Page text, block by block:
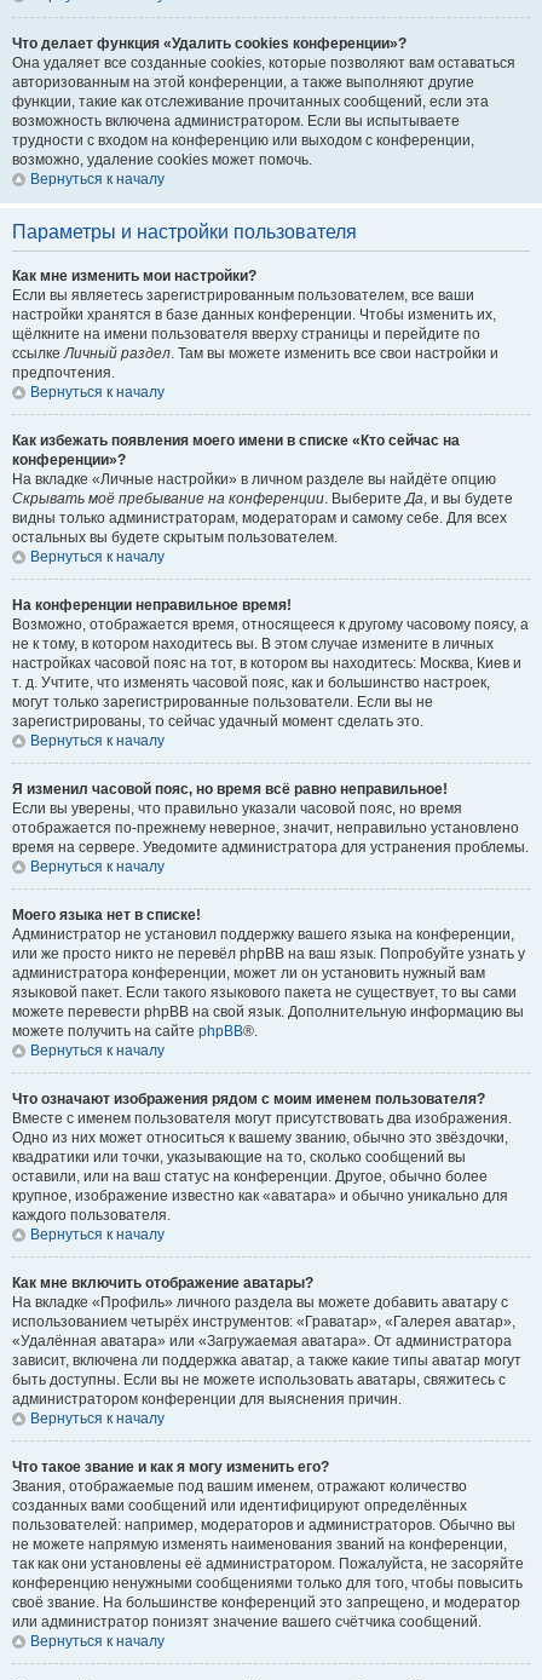
Что делает функция «Удалить cookies конференции»?
Она удаляет все созданные cookies, которые позволяют вам оставаться
авторизованным на этой конференции, а также выполняют другие
функции, такие как отслеживание прочитанных сообщений, если эта
возможность включена администратором. Если вы испытываете
трудности с входом на конференцию или выходом с конференции,
возможно, удаление cookies может помочь.
Вернуться к началу
Параметры и настройки пользователя
Как мне изменить мои настройки?
Если вы являетесь зарегистрированным пользователем, все ваши
настройки хранятся в базе данных конференции. Чтобы изменить их,
щёлкните на имени пользователя вверху страницы и перейдите по
ссылкеЛичный раздел. Там вы можете изменить все свои настройки и
предпочтения.
Вернуться к началу
Как избежать появления моего имени в списке «Кто сейчас на
конференции»?
На вкладке «Личные настройки» в личном разделе вы найдёте опцию
Скрывать моё пребывание на конференции. ВыберитеДа, и вы будете
видны только администраторам, модераторам и самому себе. Для всех
остальных вы будете скрытым пользователем.
Вернуться к началу
На конференции неправильное время!
Возможно, отображается время, относящееся к другому часовому поясу, а
не к тому, в котором находитесь вы. В этом случае измените в личных
настройках часовой пояс на тот, в котором вы находитесь: Москва, Киев и
т. д. Учтите, что изменять часовой пояс, как и большинство настроек,
могут только зарегистрированные пользователи. Если вы не
зарегистрированы, то сейчас удачный момент сделать это.
Вернуться к началу
Я изменил часовой пояс, но время всё равно неправильное!
Если вы уверены, что правильно указали часовой пояс, но время
отображается по-прежнему неверное, значит, неправильно установлено
время на сервере. Уведомите администратора для устранения проблемы.
Вернуться к началу
Моего языка нет в списке!
Администратор не установил поддержку вашего языка на конференции,
или же просто никто не перевёл phpBB на ваш язык. Попробуйте узнать у
администратора конференции, может ли он установить нужный вам
языковой пакет. Если такого языкового пакета не существует, то вы сами
можете перевести phpBB на свой язык. Дополнительную информацию вы
можете получить на сайте phpBB®.
Вернуться к началу
Что означают изображения рядом с моим именем пользователя?
Вместе с именем пользователя могут присутствовать два изображения.
Одно из них может относиться к вашему званию, обычно это звёздочки,
квадратики или точки, указывающие на то, сколько сообщений вы
оставили, или на ваш статус на конференции. Другое, обычно более
крупное, изображение известно как «аватара» и обычно уникально для
каждого пользователя.
Вернуться к началу
Как мне включить отображение аватары?
На вкладке «Профиль» личного раздела вы можете добавить аватару с
использованием четырёх инструментов: «Граватар», «Галерея аватар»,
«Удалённая аватара» или «Загружаемая аватара». От администратора
зависит, включена ли поддержка аватар, а также какие типы аватар могут
быть доступны. Если вы не можете использовать аватары, свяжитесь с
администратором конференции для выяснения причин.
Вернуться к началу
Что такое звание и как я могу изменить его?
Звания, отображаемые под вашим именем, отражают количество
созданных вами сообщений или идентифицируют определённых
пользователей: например, модераторов и администраторов. Обычно вы
не можете напрямую изменять наименования званий на конференции,
так как они установлены её администратором. Пожалуйста, не засоряйте
конференцию ненужными сообщениями только для того, чтобы повысить
своё звание. На большинстве конференций это запрещено, и модератор
или администратор понизят значение вашего счётчика сообщений.
Вернуться к началу